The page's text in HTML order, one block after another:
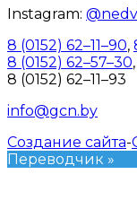
Instagram:
8 (0152) 62–11–90,
8 (0152) 62–57–30,
8 (0152) 62–11–93
info@gcn.by
Создание сайта-
Переводчик »